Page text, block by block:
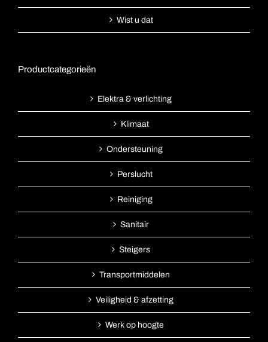
Wist u dat
Productcategorieën
Elektra & verlichting
Klimaat
Ondersteuning
Perslucht
Reiniging
Sanitair
Steigers
Transportmiddelen
Veiligheid & afzetting
Werk op hoogte